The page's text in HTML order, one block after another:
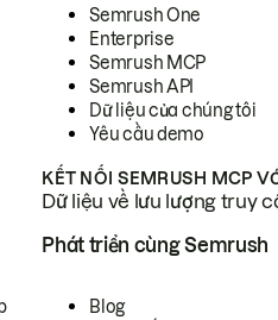
Semrush One
Enterprise
Semrush MCP
Semrush API
Dữ liệu của chúng tôi
Yêu cầu demo
KẾT NỐI SEMRUSH MCP
Dữ liệu về lưu lượng truy
Phát triển cùng Semrush
Blog